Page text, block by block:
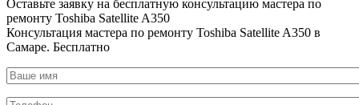
Оставьте заявку на бесплатную консультацию мастера по
ремонту Toshiba Satellite A350
Консультация мастера по ремонту Toshiba Satellite A350 в
Самаре. Бесплатно